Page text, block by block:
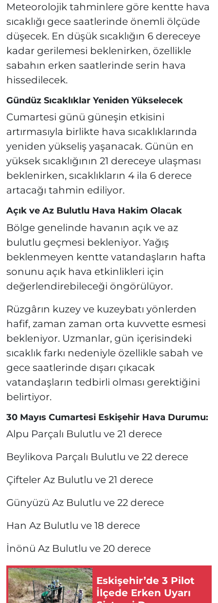
Meteorolojik tahminlere göre kentte hava
sıcaklığı gece saatlerinde önemli ölçüde
düşecek. En düşük sıcaklığın 6 dereceye
kadar gerilemesi beklenirken, özellikle
sabahın erken saatlerinde serin hava
hissedilecek.
Gündüz Sıcaklıklar Yeniden Yükselecek
Cumartesi günü güneşin etkisini
artırmasıyla birlikte hava sıcaklıklarında
yeniden yükseliş yaşanacak. Günün en
yüksek sıcaklığının 21 dereceye ulaşması
beklenirken, sıcaklıkların 4 ila 6 derece
artacağı tahmin ediliyor.
Açık ve Az Bulutlu Hava Hakim Olacak
Bölge genelinde havanın açık ve az
bulutlu geçmesi bekleniyor. Yağış
beklenmeyen kentte vatandaşların hafta
sonunu açık hava etkinlikleri için
değerlendirebileceği öngörülüyor.
Rüzgârın kuzey ve kuzeybatı yönlerden
hafif, zaman zaman orta kuvvette esmesi
bekleniyor. Uzmanlar, gün içerisindeki
sıcaklık farkı nedeniyle özellikle sabah ve
gece saatlerinde dışarı çıkacak
vatandaşların tedbirli olması gerektiğini
belirtiyor.
30 Mayıs Cumartesi Eskişehir Hava Durumu:
Alpu Parçalı Bulutlu ve 21 derece
Beylikova Parçalı Bulutlu ve 22 derece
Çifteler Az Bulutlu ve 21 derece
Günyüzü Az Bulutlu ve 22 derece
Han Az Bulutlu ve 18 derece
İnönü Az Bulutlu ve 20 derece
Eskişehir’de 3 Pilot
İlçede Erken Uyarı